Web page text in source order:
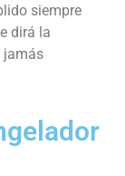
siempre
dirá la
jamás